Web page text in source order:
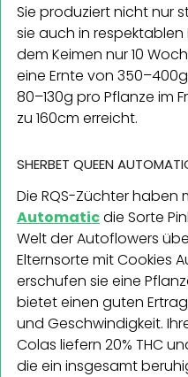
Sie produziert nicht nur
sie auch in
dem Keimen nur 10
eine Ernte von
80–130g pro Pflanze im
zu 160cm erreicht.
SHERBET QUEEN
Die RQS-Züchter haben
Automaticdie Sorte
Welt der Autoflowers
Elternsorte mit Cookies
erschufen sie eine
bietet einen guten
und Geschwindigkeit.
Colas liefern 20% THC
die ein insgesamt